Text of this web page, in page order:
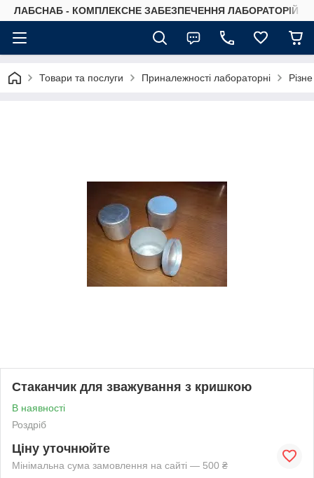
ЛАБСНАБ - КОМПЛЕКСНЕ ЗАБЕЗПЕЧЕННЯ ЛАБОРАТОРІЙ
Товари та послуги Приналежності лабораторні Різне
Стаканчик для зважування з кришкою
В наявності
Роздріб
Ціну уточнюйте
Мінімальна сума замовлення на сайті — 500 ₴